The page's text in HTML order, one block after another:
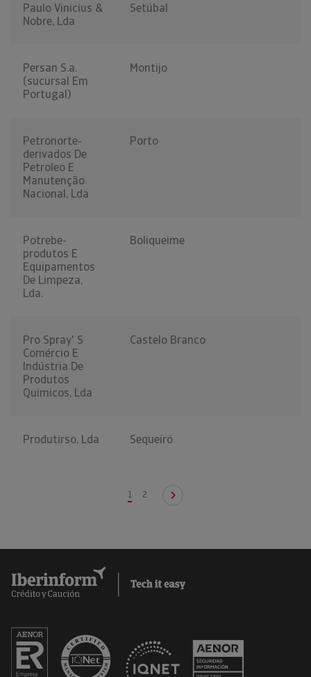
Paulo Vinicius &
Nobre, Lda
Setúbal
Persan S.a.
(sucursal Em
Portugal)
Montijo
Petronorte-
derivados De
Petroleo E
Manutenção
Nacional, Lda
Porto
Potrebe-
produtos E
Equipamentos
De Limpeza,
Lda.
Boliqueime
Pro Spray' S
Comércio E
Indústria De
Produtos
Quimicos, Lda
Castelo Branco
Produtirso, Lda Sequeiró
1 2